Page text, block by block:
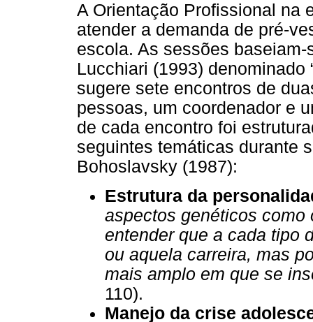
A Orientação Profissional na
atender a demanda de pré-
escola. As sessões
Lucchiari (1993) denominado
sugere sete encontros de
pessoas, um coordenador e
de cada encontro foi
seguintes temáticas durante
Bohoslavsky (1987):
Estrutura da
aspectos genéticos como
entender que a cada tipo
ou aquela carreira, mas
mais amplo em que se
110).
Manejo da crise